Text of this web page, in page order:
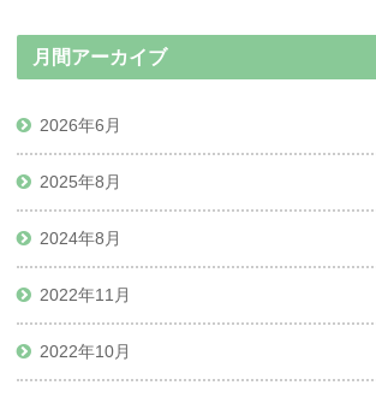
月間アーカイブ
2026年6月
2025年8月
2024年8月
2022年11月
2022年10月